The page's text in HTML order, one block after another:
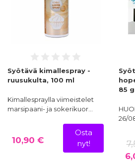
Syötävä kimallespray -
ruusukulta, 100 ml
Kimallespraylla viimeistelet
marsipaani- ja sokerikuor…
10,90 €
Osta
nyt!
85 g
26/